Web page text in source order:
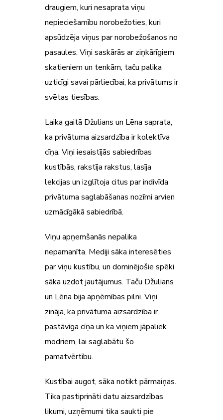
draugiem, kuri nesaprata viņu
nepieciešamību norobežoties, kuri
apsūdzēja viņus par norobežošanos no
pasaules. Viņi saskārās ar ziņkārīgiem
skatieniem un tenkām, taču palika
uzticīgi savai pārliecībai, ka privātums ir
svētas tiesības.
Laika gaitā Džulians un Lēna saprata,
ka privātuma aizsardzība ir kolektīva
cīņa. Viņi iesaistījās sabiedrības
kustībās, rakstīja rakstus, lasīja
lekcijas un izglītoja citus par indivīda
privātuma saglabāšanas nozīmi arvien
uzmācīgākā sabiedrībā.
Viņu apņemšanās nepalika
nepamanīta. Mediji sāka interesēties
par viņu kustību, un dominējošie spēki
sāka uzdot jautājumus. Taču Džulians
un Lēna bija apņēmības pilni. Viņi
zināja, ka privātuma aizsardzība ir
pastāvīga cīņa un ka viņiem jāpaliek
modriem, lai saglabātu šo
pamatvērtību.
Kustībai augot, sāka notikt pārmaiņas.
Tika pastiprināti datu aizsardzības
likumi, uzņēmumi tika saukti pie